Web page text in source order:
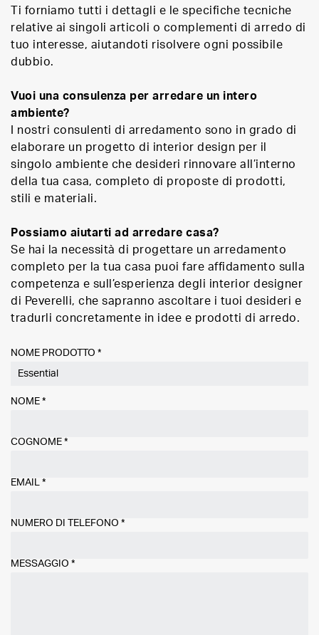
Ti forniamo tutti i dettagli e le specifiche tecniche
relative ai singoli articoli o complementi di arredo di
tuo interesse, aiutandoti risolvere ogni possibile
dubbio.
Vuoi una consulenza per arredare un intero
ambiente?
I nostri consulenti di arredamento sono in grado di
elaborare un progetto di interior design per il
singolo ambiente che desideri rinnovare all’interno
della tua casa, completo di proposte di prodotti,
stili e materiali.
Possiamo aiutarti ad arredare casa?
Se hai la necessità di progettare un arredamento
completo per la tua casa puoi fare affidamento sulla
competenza e sull’esperienza degli interior designer
di Peverelli, che sapranno ascoltare i tuoi desideri e
tradurli concretamente in idee e prodotti di arredo.
NOME PRODOTTO *
NOME *
COGNOME *
EMAIL *
NUMERO DI TELEFONO *
MESSAGGIO *